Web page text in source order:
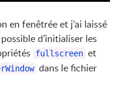
en fenêtrée et j’ai laissé
d’initialiser les
fullscreen et
dans le fichier